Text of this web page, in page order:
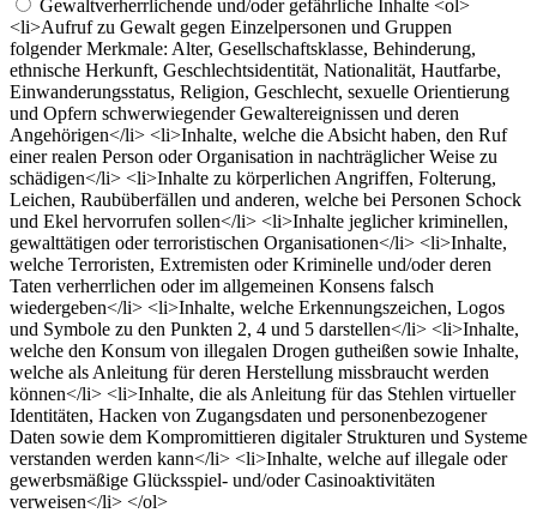
Gewaltverherrlichende und/oder gefährliche Inhalte <ol>
<li>Aufruf zu Gewalt gegen Einzelpersonen und Gruppen
folgender Merkmale: Alter, Gesellschaftsklasse, Behinderung,
ethnische Herkunft, Geschlechtsidentität, Nationalität, Hautfarbe,
Einwanderungsstatus, Religion, Geschlecht, sexuelle Orientierung
und Opfern schwerwiegender Gewaltereignissen und deren
Angehörigen</li> <li>Inhalte, welche die Absicht haben, den Ruf
einer realen Person oder Organisation in nachträglicher Weise zu
schädigen</li> <li>Inhalte zu körperlichen Angriffen, Folterung,
Leichen, Raubüberfällen und anderen, welche bei Personen Schock
und Ekel hervorrufen sollen</li> <li>Inhalte jeglicher kriminellen,
gewalttätigen oder terroristischen Organisationen</li> <li>Inhalte,
welche Terroristen, Extremisten oder Kriminelle und/oder deren
Taten verherrlichen oder im allgemeinen Konsens falsch
wiedergeben</li> <li>Inhalte, welche Erkennungszeichen, Logos
und Symbole zu den Punkten 2, 4 und 5 darstellen</li> <li>Inhalte,
welche den Konsum von illegalen Drogen gutheißen sowie Inhalte,
welche als Anleitung für deren Herstellung missbraucht werden
können</li> <li>Inhalte, die als Anleitung für das Stehlen virtueller
Identitäten, Hacken von Zugangsdaten und personenbezogener
Daten sowie dem Kompromittieren digitaler Strukturen und Systeme
verstanden werden kann</li> <li>Inhalte, welche auf illegale oder
gewerbsmäßige Glücksspiel- und/oder Casinoaktivitäten
verweisen</li> </ol>